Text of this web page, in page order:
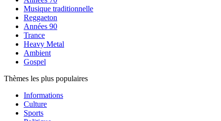
Musique traditionnelle
Reggaeton
Années 90
Trance
Heavy Metal
Ambient
Gospel
Thèmes les plus populaires
Informations
Culture
Sports